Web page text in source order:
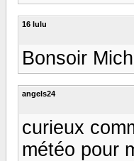
16 lulu
Bonsoir
angels24
curieux
météo pour